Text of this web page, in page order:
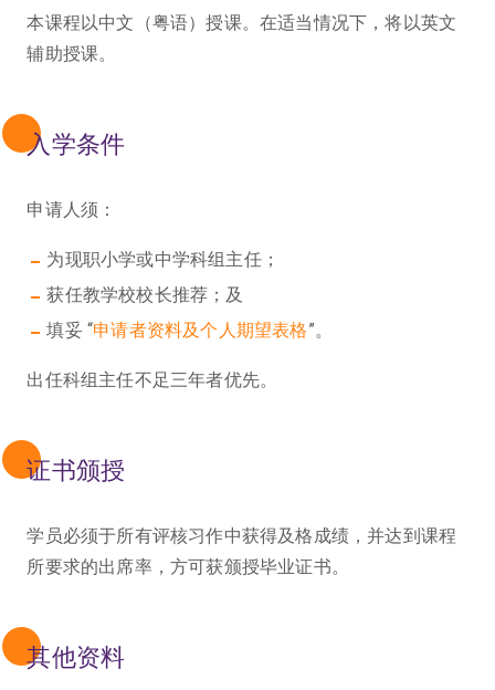
本课程以中文（粤语）授课。在适当情况下，将以英文
辅助授课。
入学条件
申请人须：
为现职小学或中学科组主任；
获任教学校校长推荐；及
填妥 “申请者资料及个人期望表格”。
出任科组主任不足三年者优先。
证书颁授
学员必须于所有评核习作中获得及格成绩，并达到课程
所要求的出席率，方可获颁授毕业证书。
其他资料